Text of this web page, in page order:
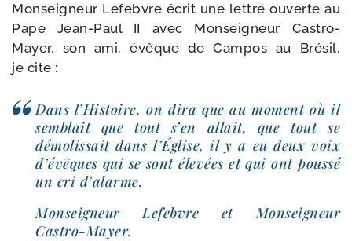
Monseigneur Lefebvre écrit une lettre ouverte au
Pape Jean-​Paul II avec Monseigneur Castro-​
Mayer, son ami, évêque de Campos au Brésil,
je cite :
Dans l’Histoire, on dira que au moment où il
sem­blait que tout s’en allait, que tout se
démo­lis­sait dans l’Église, il y a eu deux voix
d’évêques qui se sont éle­vées et qui ont pous­sé
un cri d’alarme.
Monseigneur Lefebvre et Monseigneur
Castro-Mayer.